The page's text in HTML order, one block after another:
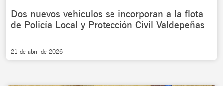
Dos nuevos vehículos se incorporan a la flota
de Policía Local y Protección Civil Valdepeñas
21 de abril de 2026